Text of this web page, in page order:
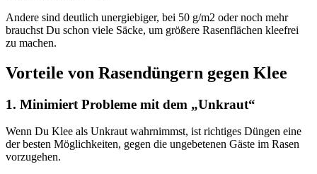
Andere sind deutlich unergiebiger, bei 50 g/m2 oder noch mehr
brauchst Du schon viele Säcke, um größere Rasenflächen kleefrei
zu machen.
Vorteile von Rasendüngern gegen Klee
1. Minimiert Probleme mit dem „Unkraut“
Wenn Du Klee als Unkraut wahrnimmst, ist richtiges Düngen eine
der besten Möglichkeiten, gegen die ungebetenen Gäste im Rasen
vorzugehen.